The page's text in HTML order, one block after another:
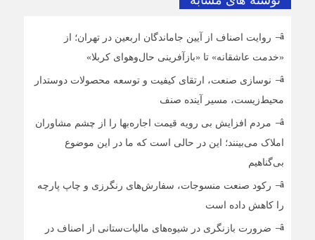
روایت اصناف از آیین جاماندگان اربعین در تهران؛ از
«خدمت عاشقانه» تا «بازآفرینی حال‌وهوای کربلا»
نوسازی صنعت، ارتقای کیفیت و توسعه محصولات دوستدار
محیط‌زیست، مسیر آینده صنف
مردم افزایش بی رویه قیمت اجاره‌بها را از چشم مشاوران
املاک می‌بینند؛ این در حالی است که ما در این موضوع
بی‌گناهیم
رکود صنعت منسوجات، سفارش‌های رنگرزی و چاپ پارچه
را کاهش داده است
ضرورت بازنگری در شیوه‌های مالیات‌ستانی از اصناف در